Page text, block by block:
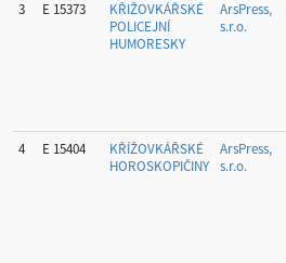
3 E 15373
KŘIŽOVKÁŘSKÉ
POLICEJNÍ
HUMORESKY
ArsPress,
s.r.o.
4 E 15404
KŘÍŽOVKÁŘSKÉ
HOROSKOPIČINY
ArsPress,
s.r.o.